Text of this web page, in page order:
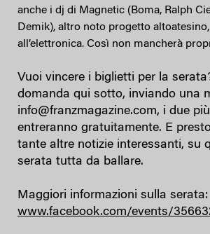
anche i dj di Magnetic (Boma, Ralph
Demik), altro noto progetto
all’elettronica. Così non mancherà
Vuoi vincere i biglietti per la
domanda qui sotto, inviando una
info@franzmagazine.com, i due
entreranno gratuitamente. E
tante altre notizie interessanti, su
serata tutta da ballare.
Maggiori informazioni sulla serata:
www.facebook.com/events/